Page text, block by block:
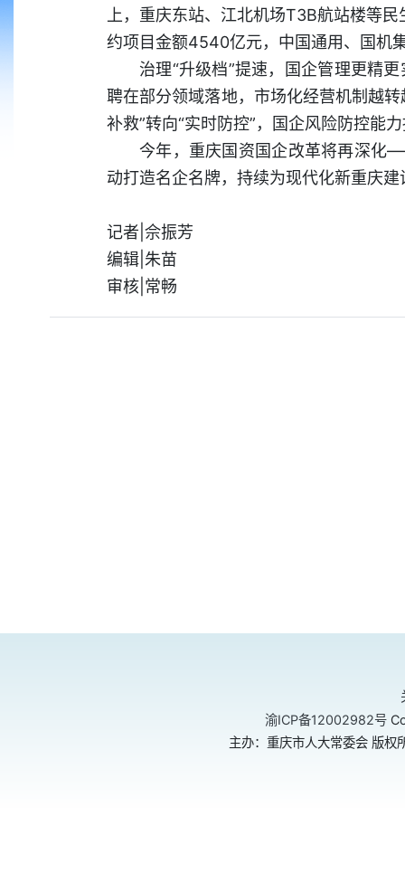
上，重庆东站、江北机场T3B航站楼等
约项目金额4540亿元，中国通用、国机
治理“升级档”提速，国企管理更精
聘在部分领域落地，市场化经营机制越
补救”转向“实时防控”，国企风险防控能
今年，重庆国资国企改革将再深化
动打造名企名牌，持续为现代化新重庆
记者|佘振芳
编辑|朱苗
审核|常畅
渝ICP备12002982号
主办：重庆市人大常委会 版